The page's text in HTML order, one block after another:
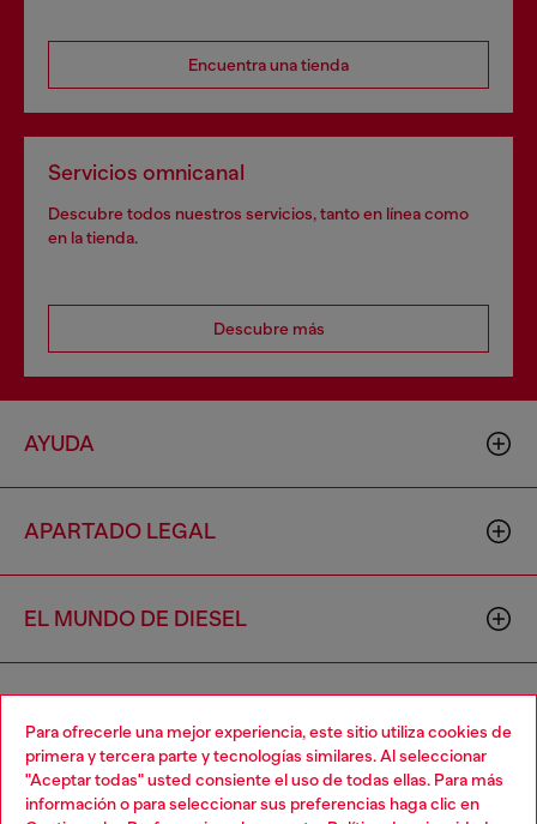
Para ofrecerle una mejor experiencia, este sitio utiliza cookies de
primera y tercera parte y tecnologías similares. Al seleccionar
"Aceptar todas" usted consiente el uso de todas ellas. Para más
información o para seleccionar sus preferencias haga clic en
Encuentra una tienda
Servicios omnicanal
Descubre todos nuestros servicios, tanto en línea como
en la tienda.
Descubre más
AYUDA
APARTADO LEGAL
EL MUNDO DE DIESEL
Choose your location